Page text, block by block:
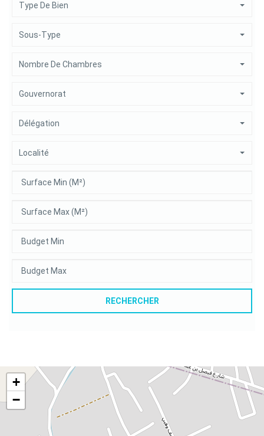
Type De Bien
Sous-Type
Nombre De Chambres
Gouvernorat
Délégation
Localité
RECHERCHER
+
−